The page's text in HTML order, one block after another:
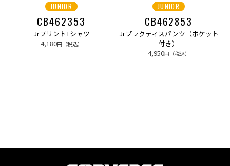
JUNIOR
CB462353
JrプリントTシャツ
4,180円（税込）
JUNIOR
CB462853
Jrプラクティスパンツ（ポケット
付き）
4,950円（税込）